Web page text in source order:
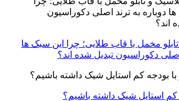
تابلو مخمل با قاب طلایی؛ چرا این سبک ها
اصلی دکوراسیون تبدیل شده اند؟
کم استایل شیک داشته باشیم؟